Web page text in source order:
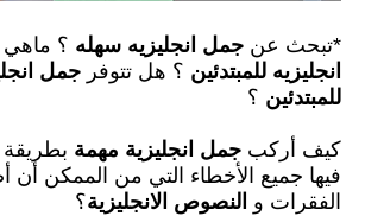
*تبحث عن جمل انجليزيه سهله ؟ ماهي
انجليزيه للمبتدئين ؟ هل تتوفر جمل
للمبتدئين ؟
كيف أركب جمل انجليزية مهمة
فيها جميع الأخطاء التي من الممكن أن
الفقرات و النصوص الانجليزية؟